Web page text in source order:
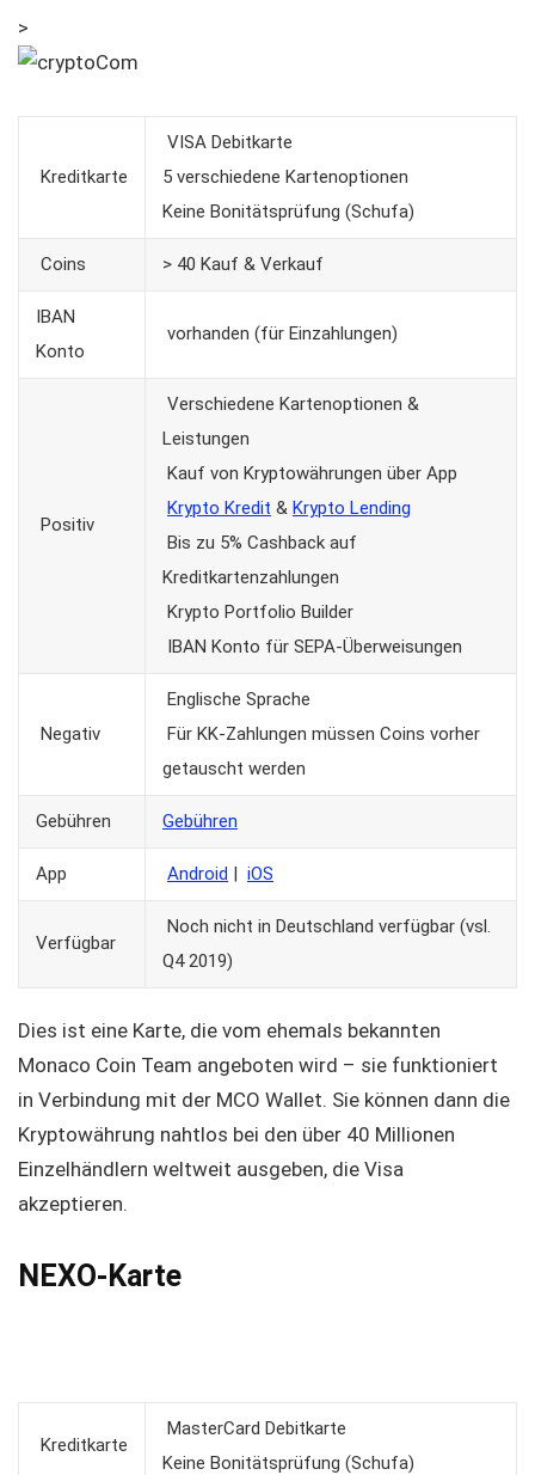
>
Kreditkarte
VISA Debitkarte
5 verschiedene Kartenoptionen
Keine Bonitätsprüfung (Schufa)
Coins > 40 Kauf & Verkauf
IBAN
Konto
vorhanden (für Einzahlungen)
Positiv
Verschiedene Kartenoptionen &
Leistungen
Kauf von Kryptowährungen über App
Krypto Kredit & Krypto Lending
Bis zu 5% Cashback auf
Kreditkartenzahlungen
Krypto Portfolio Builder
IBAN Konto für SEPA-Überweisungen
Negativ
Englische Sprache
Für KK-Zahlungen müssen Coins vorher
getauscht werden
Gebühren Gebühren
App Android | iOS
Verfügbar
Noch nicht in Deutschland verfügbar (vsl.
Q4 2019)
Dies ist eine Karte, die vom ehemals bekannten
Monaco Coin Team angeboten wird – sie funktioniert
in Verbindung mit der MCO Wallet. Sie können dann die
Kryptowährung nahtlos bei den über 40 Millionen
Einzelhändlern weltweit ausgeben, die Visa
akzeptieren.
NEXO-Karte
Kreditkarte
MasterCard Debitkarte
Keine Bonitätsprüfung (Schufa)